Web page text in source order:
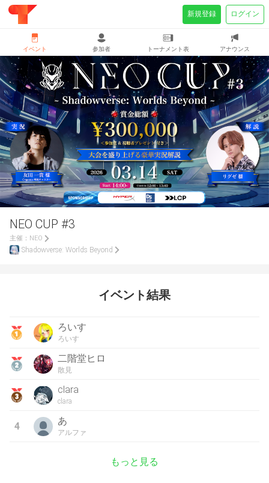
NEO CUP #3
主催： NEO
Shadowverse: Worlds Beyond
イベント結果
ろいす
ろいす
二階堂ヒロ
散見
clara
clara
4 あ
アルファ
もっと見る
イベント 参加者 トーナメント表 アナウンス
新規登録 ログイン